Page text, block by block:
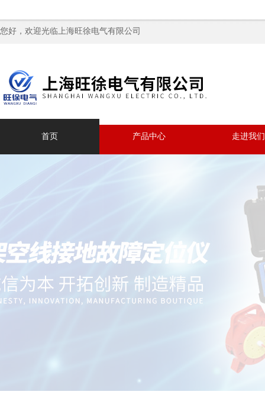
您好，欢迎光临上海旺徐电气有限公司
首页 产品中心 走进我们